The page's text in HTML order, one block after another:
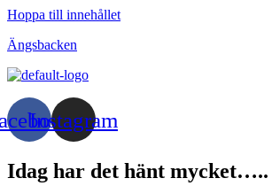
Hoppa till innehållet
Ängsbacken
Instagram
Idag har det hänt mycket…..